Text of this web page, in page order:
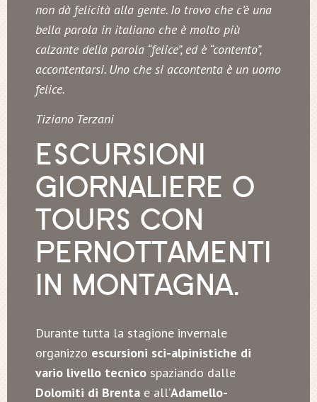
non dà felicità alla gente. Io trovo che c’è una
bella parola in italiano che è molto più
calzante della parola “felice”, ed è “contento”,
accontentarsi. Uno che si accontenta è un uomo
felice.
Tiziano Terzani
ESCURSIONI
GIORNALIERE O
TOURS CON
PERNOTTAMENTI
IN MONTAGNA.
Durante tutta la stagione invernale
organizzo escursioni sci-alpinistiche di
vario livello tecnico spaziando dalle
Dolomiti di Brenta e all’Adamello-